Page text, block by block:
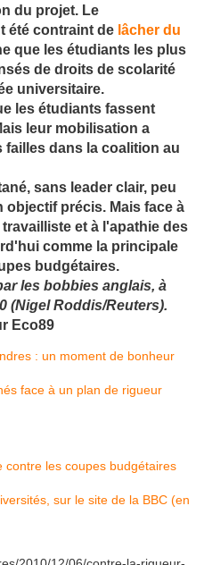
du projet. Le
été contraint de lâcher du
que les étudiants les plus
de droits de scolarité
universitaire.
les étudiants fassent
leur mobilisation a
failles dans la coalition au
sans leader clair, peu
précis. Mais face à
et à l'apathie des
comme la principale
budgétaires.
les bobbies anglais, à
(Nigel Roddis/Reuters).
Eco89
: un moment de bonheur
face à un plan de rigueur
contre les coupes budgétaires
sur le site de la BBC (en